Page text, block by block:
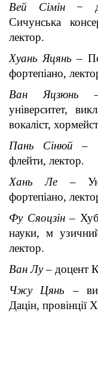
Вей Сімін−
Сичунська
лектор.
Хуань Яцянь –
фортепіано,
Ван Яцзюнь –
університет,
вокаліст,
Пань Сінюй –
флейти, лектор.
Хань Ле –
фортепіано,
Фу Сяоцзін–
науки, м
лектор.
Ван Лу– доцент
Чжу Цянь –
Дацін, провінції